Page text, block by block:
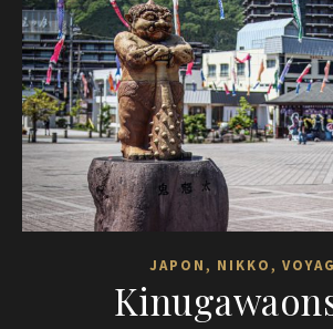
JAPON , NIKKO ,